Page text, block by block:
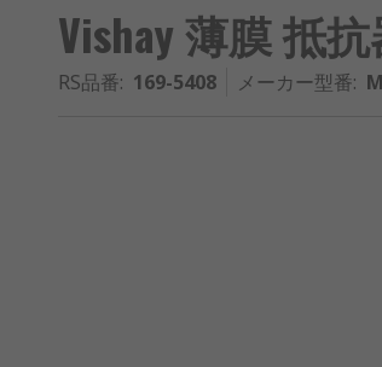
Vishay 薄膜 抵
RS品番: 169-5408 メーカー型番: